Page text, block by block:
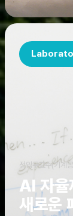
STORE)’라는
정임두교수(기계
AI 자율
새로운